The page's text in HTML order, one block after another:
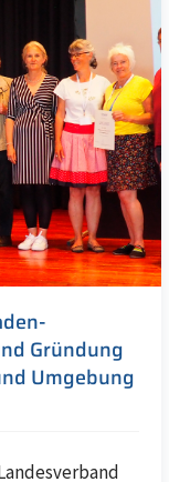
Gründung
Umgebung